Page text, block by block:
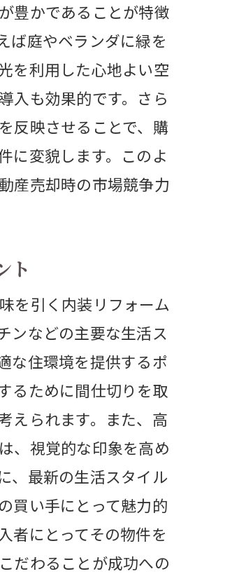
豊かであることが特徴
ば庭やベランダに緑を
を利用した心地よい空
入も効果的です。さら
反映させることで、購
に変貌します。このよ
産売却時の市場競争力
ト
を引く内装リフォーム
ンなどの主要な生活ス
な住環境を提供するポ
るために間仕切りを取
えられます。また、高
、視覚的な印象を高め
、最新の生活スタイル
買い手にとって魅力的
者にとってその物件を
だわることが成功への